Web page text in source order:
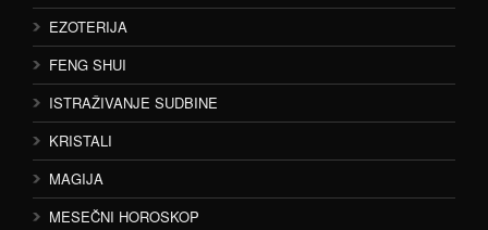
EZOTERIJA
FENG SHUI
ISTRAŽIVANJE SUDBINE
KRISTALI
MAGIJA
MESEČNI HOROSKOP